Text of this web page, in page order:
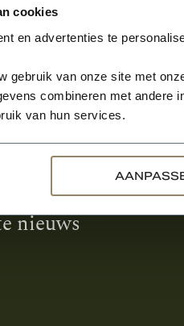
cookies
en advertenties te
gebruik van onze site met
combineren met andere
van hun services.
nieuws